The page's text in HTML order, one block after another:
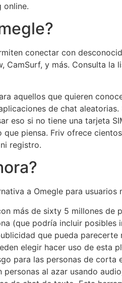
online.
conectar con
CamSurf, y más. Consulta
aquellos que quieren
de chat
eso si no tiene una tarjeta
piensa. Friv ofrece
registro.
a Omegle para usuarios
más de sixty 5 millones de
(que podría incluir
que pueda
elegir hacer uso de
para las personas de
al azar usando